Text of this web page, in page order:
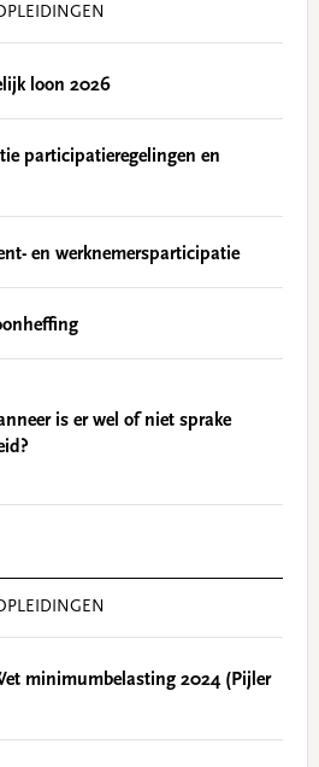
loon 2026
participatieregelingen en
en werknemersparticipatie
is er wel of niet sprake
minimumbelasting 2024 (Pijler